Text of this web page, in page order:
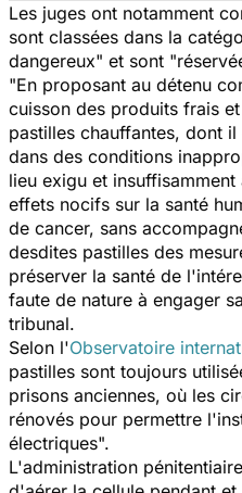
Les juges ont notamment
sont classées dans la
dangereux" et sont
"En proposant au détenu
cuisson des produits frais
pastilles chauffantes, dont
dans des conditions
lieu exigu et
effets nocifs sur la santé
de cancer, sans
desdites pastilles des
préserver la santé de
faute de nature à engager
tribunal.
Selon l'Observatoire
pastilles sont toujours
prisons anciennes, où les
rénovés pour permettre
électriques".
L'administration